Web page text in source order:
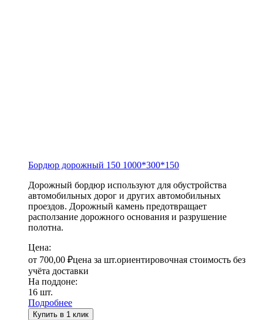
Бордюр дорожный 150 1000*300*150
Дорожный бордюр используют для обустройства
автомобильных дорог и других автомобильных
проездов. Дорожный камень предотвращает
расползание дорожного основания и разрушение
полотна.
Цена:
от 700,00 ₽цена за шт.ориентировочная стоимость без
учёта доставки
На поддоне:
16 шт.
Подробнее
Купить в 1 клик